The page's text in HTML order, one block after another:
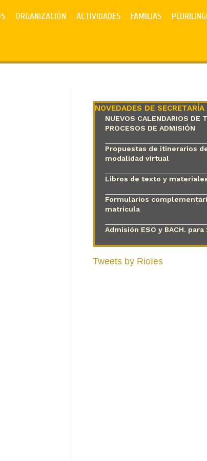
ORGANIZACIÓN ACTIVIDADES FAMILIAS
NOVEDADES DE SECRETARÍA
NUEVOS CALENDARIOS DE
PROCESOS DE ADMISIÓN
Propuestas de itinerarios
modalidad virtual
Libros de texto y
Formularios
matrícula
Admisión ESO y BACH.
Tweets by RioIes